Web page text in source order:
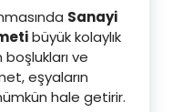
Sanayi
büyük kolaylık
ve
eşyaların
hale getirir.